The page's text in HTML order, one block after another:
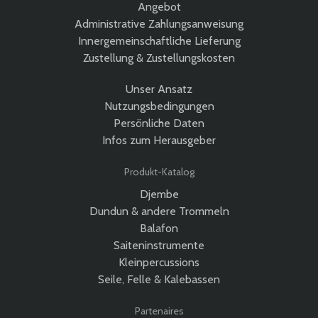
Angebot
Administrative Zahlungsanweisung
Innergemeinschaftliche Lieferung
Zustellung & Zustellungskosten
Unser Ansatz
Nutzungsbedingungen
Persönliche Daten
Infos zum Herausgeber
Produkt-Katalog
Djembe
Dundun & andere Trommeln
Balafon
Saiteninstrumente
Kleinpercussions
Seile, Felle & Kalebassen
Partenaires